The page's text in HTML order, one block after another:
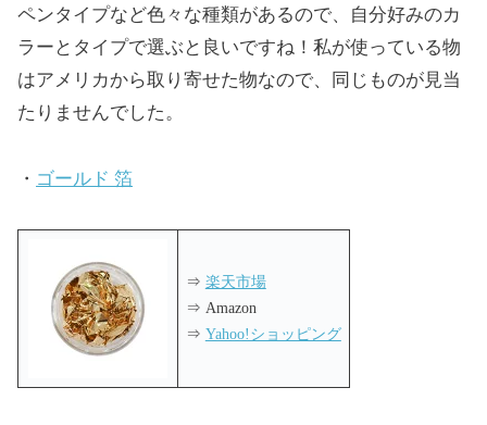
ペンタイプなど色々な種類があるので、自分好みのカ
ラーとタイプで選ぶと良いですね！私が使っている物
はアメリカから取り寄せた物なので、同じものが見当
たりませんでした。
・ ゴールド 箔
⇒ 楽天市場
⇒ Amazon
⇒ Yahoo!ショッピング